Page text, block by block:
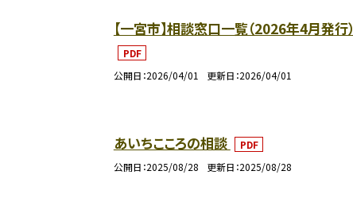
【一宮市】相談窓口一覧（2026年4月発行）
PDF
公開日 2026/04/01 更新日 2026/04/01
あいちこころの相談
PDF
公開日 2025/08/28 更新日 2025/08/28